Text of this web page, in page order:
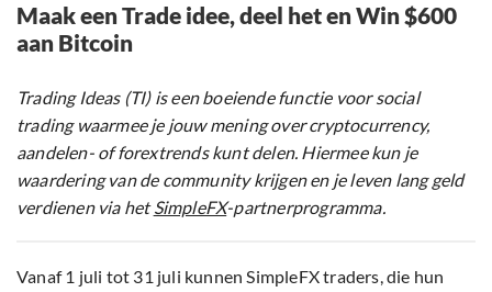
Maak een Trade idee, deel het en Win $600
aan Bitcoin
Trading Ideas (TI) is een boeiende functie voor social
trading waarmee je jouw mening over cryptocurrency,
aandelen- of forextrends kunt delen. Hiermee kun je
waardering van de community krijgen en je leven lang geld
verdienen via hetSimpleFX-partnerprogramma.
Vanaf 1 juli tot 31 juli kunnen SimpleFX traders, die hun